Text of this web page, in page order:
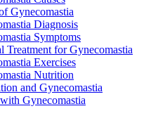
Gynecomastia
Diagnosis
Symptoms
Treatment for Gynecomastia
Exercises
Nutrition
and Gynecomastia
Gynecomastia